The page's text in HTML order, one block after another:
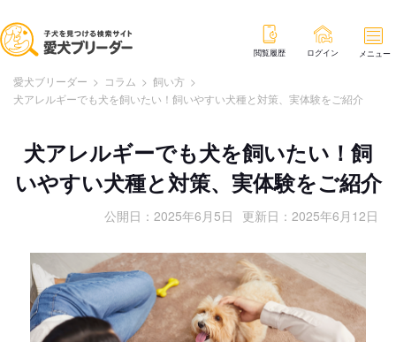
閲覧履歴 ログイン メニュー
愛犬ブリーダー > コラム > 飼い方 >
犬アレルギーでも犬を飼いたい！飼いやすい犬種と対策、実体験をご紹介
犬アレルギーでも犬を飼いたい！飼
いやすい犬種と対策、実体験をご紹介
公開日： 2025年6月5日 更新日： 2025年6月12日